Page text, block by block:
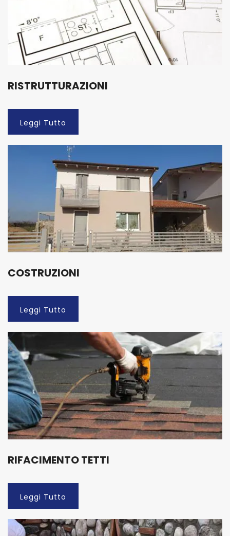
RISTRUTTURAZIONI
Leggi Tutto
COSTRUZIONI
Leggi Tutto
RIFACIMENTO TETTI
Leggi Tutto